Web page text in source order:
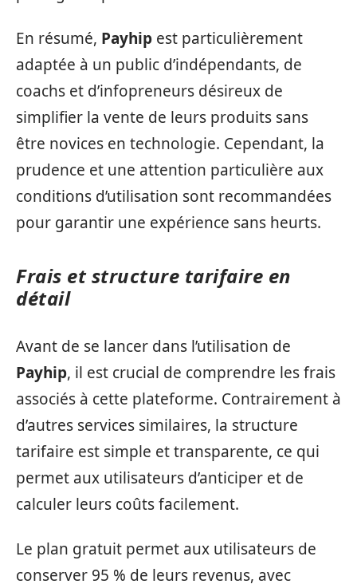
En résumé, Payhip est particulièrement
adaptée à un public d’indépendants, de
coachs et d’infopreneurs désireux de
simplifier la vente de leurs produits sans
être novices en technologie. Cependant, la
prudence et une attention particulière aux
conditions d’utilisation sont recommandées
pour garantir une expérience sans heurts.
Frais et structure tarifaire en
détail
Avant de se lancer dans l’utilisation de
Payhip, il est crucial de comprendre les frais
associés à cette plateforme. Contrairement à
d’autres services similaires, la structure
tarifaire est simple et transparente, ce qui
permet aux utilisateurs d’anticiper et de
calculer leurs coûts facilement.
Le plan gratuit permet aux utilisateurs de
conserver 95 % de leurs revenus, avec